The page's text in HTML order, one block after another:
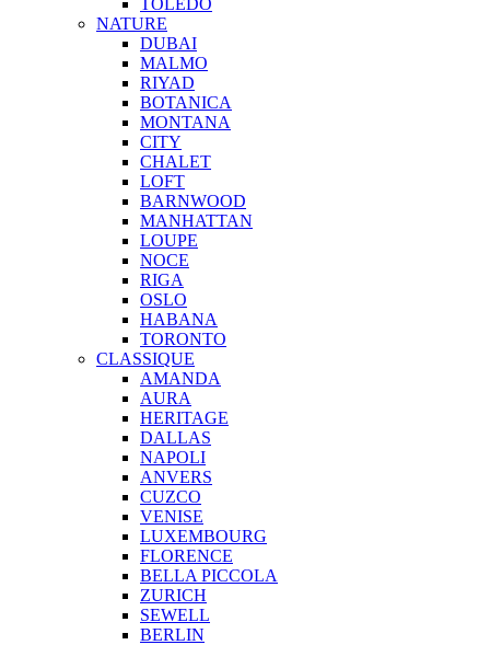
TOLEDO
NATURE
DUBAI
MALMO
RIYAD
BOTANICA
MONTANA
CITY
CHALET
LOFT
BARNWOOD
MANHATTAN
LOUPE
NOCE
RIGA
OSLO
HABANA
TORONTO
CLASSIQUE
AMANDA
AURA
HERITAGE
DALLAS
NAPOLI
ANVERS
CUZCO
VENISE
LUXEMBOURG
FLORENCE
BELLA PICCOLA
ZURICH
SEWELL
BERLIN